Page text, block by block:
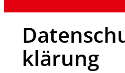
klä­rung